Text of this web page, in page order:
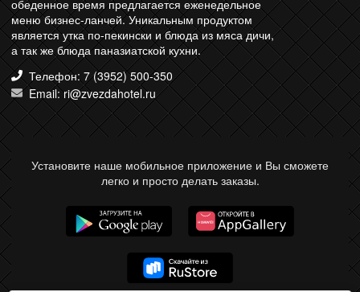
обеденное время предлагается еженедельное
меню бизнес-ланчей. Уникальным продуктом
является утка по-пекински и блюда из мяса дичи,
а так же блюда паназиатской кухни.
Телефон: 7 (3952) 500-350
Email: ri@zvezdahotel.ru
Установите наше мобильное приложение и Вы сможете
легко и просто делать заказы.